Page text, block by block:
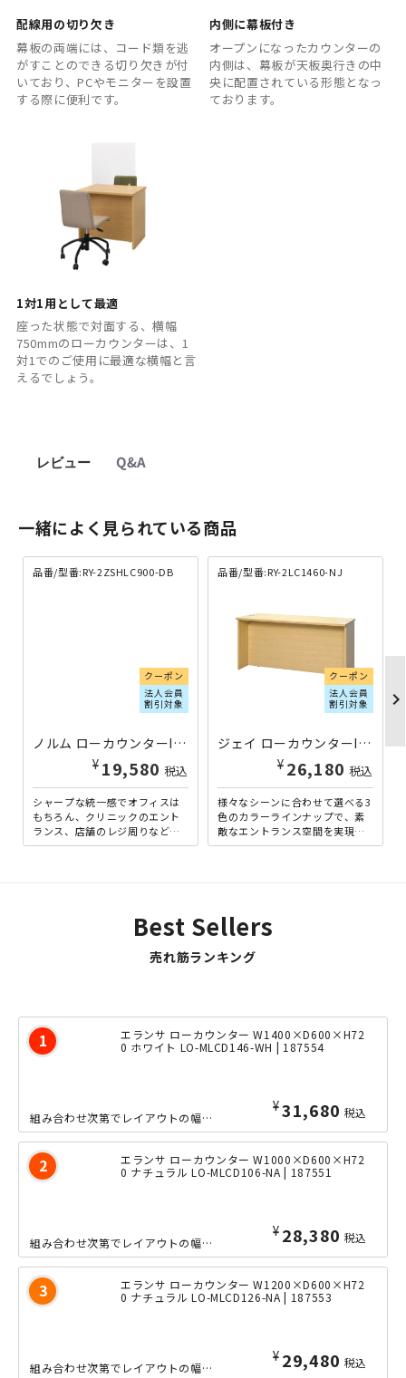
配線用の切り欠き
幕板の両端には、コード類を逃
がすことのできる切り欠きが付
いており、PCやモニターを設置
する際に便利です。
内側に幕板付き
オープンになったカウンターの
内側は、幕板が天板奥行きの中
央に配置されている形態となっ
ております。
1対1用として最適
座った状態で対面する、横幅
750mmのローカウンターは、1
対1でのご使用に最適な横幅と言
えるでしょう。
レビュー Q&A
一緒によく見られている商品
品番/型番:RY-2ZSHLC900-DB
クーポン
法人会員
割引対象
ノルム ローカウンターII W900×D600×H700 ダークA RY-2ZSHLC900-DB | 100684
¥ 19,580 税込
シャープな統一感でオフィスは
もちろん、クリニックのエント
ランス、店舗のレジ周りなどに
もマッチする、「ノルム」シリ
品番/型番:RY-2LC1460-NJ
クーポン
法人会員
割引対象
ジェイ ローカウンターII W1400×D600×H700 ナチュラルB RY-2LC1460-NJ | 132440
¥ 26,180 税込
様々なシーンに合わせて選べる3
色のカラーラインナップで、素
敵なエントランス空間を実現す
る、「ジェイ」シリーズの横幅1
chevron_right
Best Sellers
売れ筋ランキング
エランサ ローカウンター W1400×D600×H72
0 ホワイト LO-MLCD146-WH | 187554
¥31,680 税込
組み合わせ次第でレイアウトの幅が広がる、「エランサ」シリーズのローカウンターの横...
エランサ ローカウンター W1000×D600×H72
0 ナチュラル LO-MLCD106-NA | 187551
¥ 28,380 税込
組み合わせ次第でレイアウトの幅が広がる、「エランサ」シリーズのローカウンターの横...
エランサ ローカウンター W1200×D600×H72
0 ナチュラル LO-MLCD126-NA | 187553
¥ 29,480 税込
組み合わせ次第でレイアウトの幅が広がる、「エランサ」シリーズのローカウンターの横...